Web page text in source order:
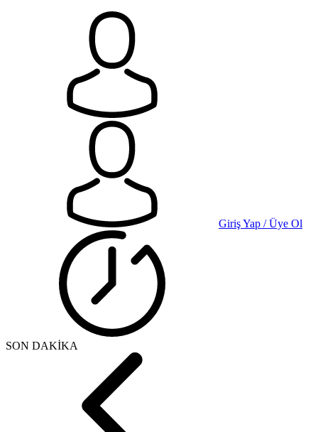
Giriş Yap / Üye Ol
SON DAKİKA